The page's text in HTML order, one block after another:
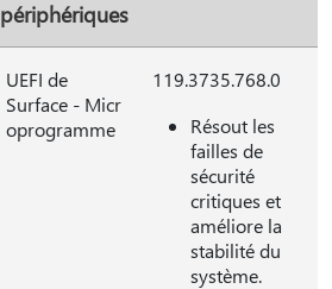
périphériques
UEFI de
Surface - Micr
oprogramme
119.3735.768.0
Résout les
failles de
sécurité
critiques et
améliore la
stabilité du
système.